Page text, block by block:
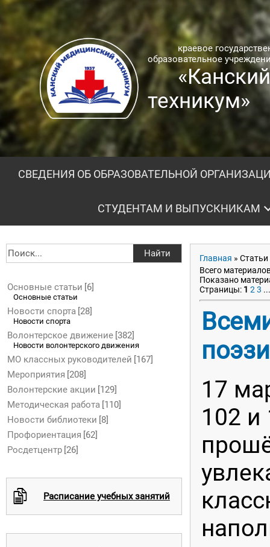
краевое
образовательное
техникум»
СВЕДЕНИЯ ОБ ОБРАЗОВАТЕЛЬНОЙ
СТУДЕНТАМ И ВЫПУСКНИКАМ
Основные статьи [6]
Основные статьи
Новости спорта [28]
Новости спорта
Волонтерское движение [382]
Новости волонтерского движения
МО классных руководителей [167]
Мероприятия [208]
Волонтерские акции [129]
Методическая работа [110]
Новости библиотеки [8]
Профориентация [62]
Росдетцентр [26]
c Расписание учебных занятий
Главная » Статьи
Всего
Показано
Страницы: 1 2 3 ...
17
102 и